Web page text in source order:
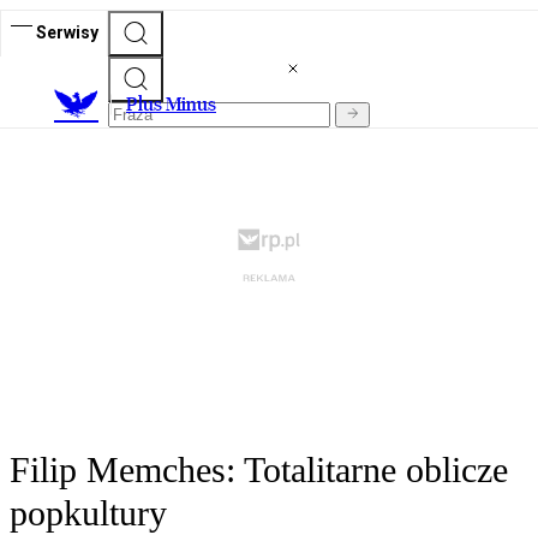
Serwisy
Plus Minus
Filip Memches: Totalitarne oblicze
popkultury